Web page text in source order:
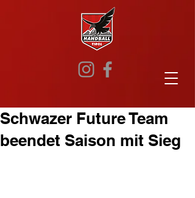
Schwazer Future Team
beendet Saison mit Sieg